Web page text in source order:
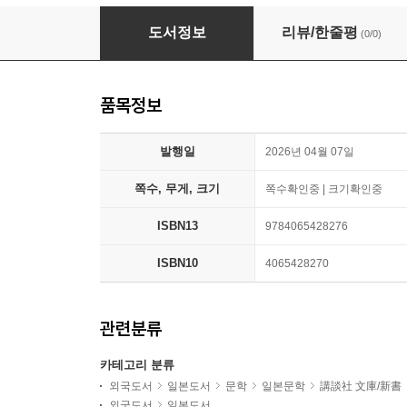
細木數子 魔女の履歷書 新裝版
도서정보 리뷰/한줄평 (0/0)
품목정보
발행일 2026년 04월 07일
쪽수, 무게, 크기 쪽수확인중 | 크기확인중
ISBN13 9784065428276
ISBN10 4065428270
관련분류
카테고리 분류
외국도서 일본도서 문학 일본문학
講談社 文庫/新書